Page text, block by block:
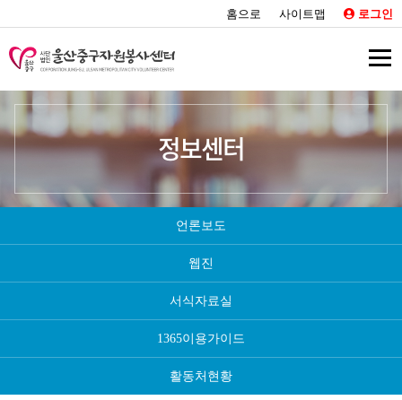
홈으로 사이트맵 로그인
정보센터
언론보도
웹진
서식자료실
1365이용가이드
활동처현황